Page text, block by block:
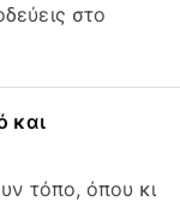
στο
και
τόπο, όπου κι